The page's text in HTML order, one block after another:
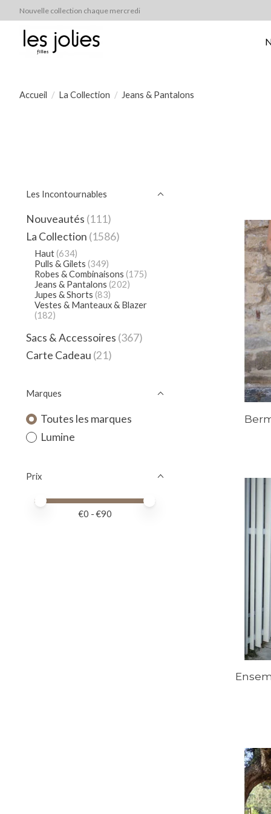
Nouvelle collection chaque mercredi
Accueil / La Collection / Jeans & Pantalons
Les Incontournables
Nouveautés (111)
La Collection (1586)
Haut (634)
Pulls & Gilets (349)
Robes & Combinaisons (175)
Jeans & Pantalons (202)
Jupes & Shorts (83)
Vestes & Manteaux & Blazer
(182)
Sacs & Accessoires (367)
Carte Cadeau (21)
Marques
Toutes les marques
Lumine
Prix
Prix minimum
Price maximum value
€0 - €90